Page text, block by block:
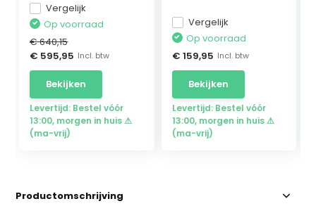
Vergelijk
Op voorraad
€ 640,15
€ 595,95 Incl. btw
Bekijken
Levertijd: Bestel vóór
13:00, morgen in huis ⚠
(ma-vrij)
Vergelijk
Op voorraad
€ 159,95 Incl. btw
Bekijken
Levertijd: Bestel vóór
13:00, morgen in huis ⚠
(ma-vrij)
Productomschrijving